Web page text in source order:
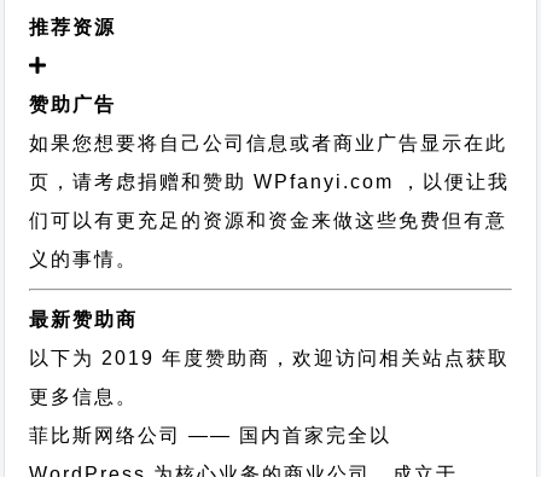
推荐资源
赞助广告
如果您想要将自己公司信息或者商业广告显示在此
页，请考虑捐赠和赞助 WPfanyi.com ，以便让我
们可以有更充足的资源和资金来做这些免费但有意
义的事情。
最新赞助商
以下为 2019 年度赞助商，欢迎访问相关站点获取
更多信息。
菲比斯网络公司
—— 国内首家完全以